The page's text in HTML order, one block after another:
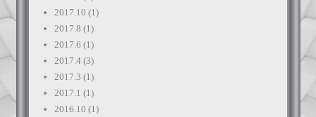
2017.10 (1)
2017.8 (1)
2017.6 (1)
2017.4(3)
2017.3 (1)
2017.1 (1)
2016.10 (1)